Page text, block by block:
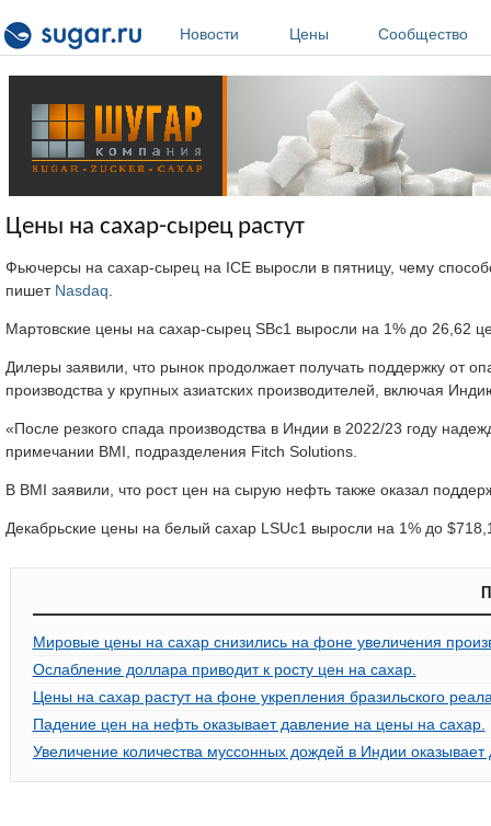
Новости
Цены Сообщество
Цены на сахар-сырец растут
Фьючерсы на сахар-сырец на ICE выросли в пятницу, чему
пишет Nasdaq
Мартовские цены на сахар-сырец SBc1 выросли на 1% до 26,62
Дилеры заявили, что рынок продолжает получать поддержку от
производства у крупных азиатских производителей, включая
«После резкого спада производства в Индии в 2022/23 году
примечании BMI, подразделения Fitch Solutions.
В BMI заявили, что рост цен на сырую нефть также оказал
Декабрьские цены на белый сахар LSUc1 выросли на 1% до
Мировые цены на сахар снизились на фоне увеличения
Ослабление доллара приводит к росту цен на сахар.
Цены на сахар растут на фоне укрепления бразильского
Падение цен на нефть оказывает давление на цены на сахар.
Увеличение количества муссонных дождей в Индии